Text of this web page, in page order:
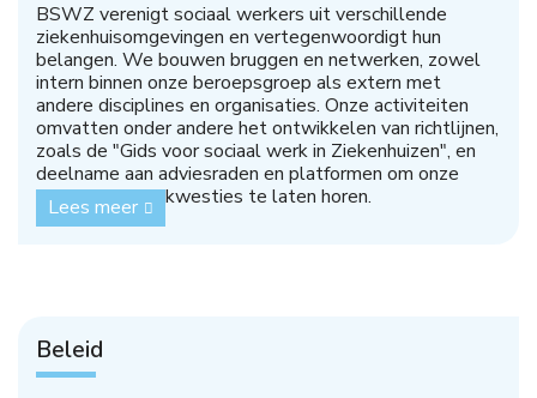
BSWZ verenigt sociaal werkers uit verschillende
ziekenhuisomgevingen en vertegenwoordigt hun
belangen. We bouwen bruggen en netwerken, zowel
intern binnen onze beroepsgroep als extern met
andere disciplines en organisaties. Onze activiteiten
omvatten onder andere het ontwikkelen van richtlijnen,
zoals de "Gids voor sociaal werk in Ziekenhuizen", en
deelname aan adviesraden en platformen om onze
stem in beleidskwesties te laten horen.
Lees meer
Beleid